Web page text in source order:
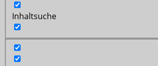
Inhaltsuche